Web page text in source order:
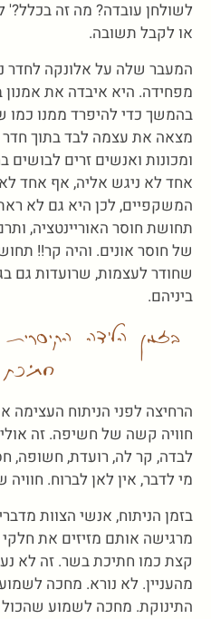
לשולחן עובדה? מה זה בכלל?'
או לקבל תשובה.
המעבר שלה על אלונקה לחדר
מפחידה. היא איבדה את אמנון
בהמשך כדי להיפרד ממנו כמו
מצאה את עצמה לבד בתוך
ומכונות ואנשים זרים
אחד לא ניגש אליה, אף אחד
המשקפיים, לכן היא גם לא
תחושת חוסר האוריינטציה,
של חוסר אונים. והיה קר!!
שחודר לעצמות, שרועדות גם
ביניהם.
בזמן הלידה
הרחיצה לפני הניתוח העצימה
חוויה קשה של חשיפה. זה
לבדה, קר לה, רועדת, חשופה,
מי לדבר, אין לאן לברוח.
בזמן הניתוח, אנשי הצוות
מרגישה אותם מזיזים את
קצת כמו חתיכת בשר. זה לא
מהעניין. לא נורא. מחכה
התינוקת. מחכה לשמוע